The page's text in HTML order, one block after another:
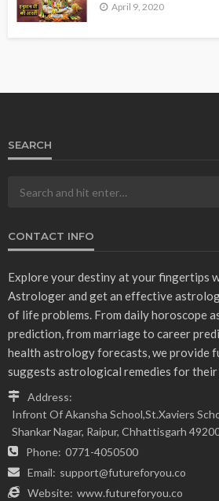
April 9, 2020
SEARCH
CONTACT INFO
Explore your destiny at your fingertips
Astrologer and get an effective
of life problems. From daily horoscope
prediction, from marriage to career
health astrology forecasts, we provide
suggests astrological remedies for their
Address:
Infront Of Akansha School,St.Xaviers
Shankar Nagar, Raipur, Chhattisgarh
Phone: 0771-4050500
Email: support@futureforyou.co
Website: www.futureforyou.co